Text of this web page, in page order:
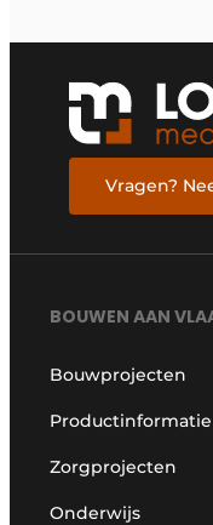
Vragen?
BOUWEN AAN
Bouwprojecten
Productinformatie
Zorgprojecten
Onderwijs